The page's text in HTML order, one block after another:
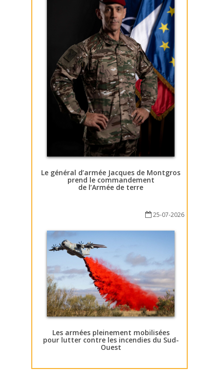
Le général d’armée Jacques de Montgros
prend le commandement
de l’Armée de terre
25-07-2026
Les armées pleinement mobilisées
pour lutter contre les incendies du Sud-
Ouest